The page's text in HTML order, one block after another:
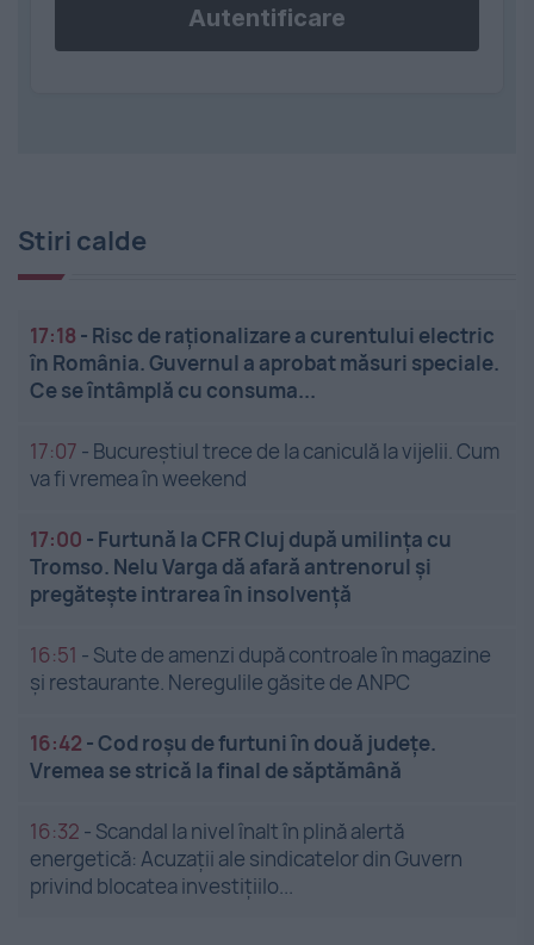
Autentificare
Stiri calde
17:18 - Risc de raționalizare a curentului electric
în România. Guvernul a aprobat măsuri speciale.
Ce se întâmplă cu consuma...
17:07 - Bucureștiul trece de la caniculă la vijelii. Cum
va fi vremea în weekend
17:00 - Furtună la CFR Cluj după umilința cu
Tromso. Nelu Varga dă afară antrenorul și
pregătește intrarea în insolvență
16:51 - Sute de amenzi după controale în magazine
și restaurante. Neregulile găsite de ANPC
16:42 -Cod roșu de furtuni în două județe.
Vremea se strică la final de săptămână
16:32 - Scandal la nivel înalt în plină alertă
energetică: Acuzații ale sindicatelor din Guvern
privind blocatea investițiilo...